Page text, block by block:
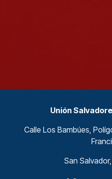
Unión
Calle Los Bambúes,
San